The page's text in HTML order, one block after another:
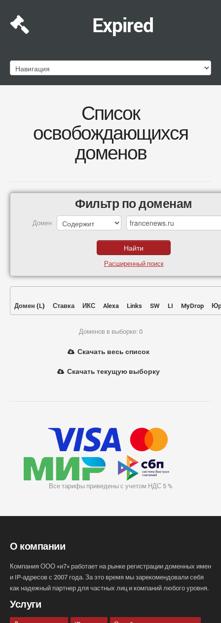
Expired
Список
освобождающихся
доменов
Фильтр по доменам
Домен
Расширенный поиск
Домен (L) Ставка ИКС Alexa Links SW LI MyDrop
Доменов в выборке: 0
Скачать весь список
Скачать текущую выборку
Все тарифы приведены с учетом НДС 5 %
О компании
Компания ООО «и7» работает на рынке регистрации доменных имен
и IP-адресов с 2007 года. За это время мы зарекомендовали себя
как надежный партнер для частных лиц и компаний любого уровня.
Услуги